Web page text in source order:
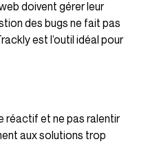
doivent gérer leur
des bugs ne fait pas
est l’outil idéal pour
réactif et ne pas ralentir
aux solutions trop